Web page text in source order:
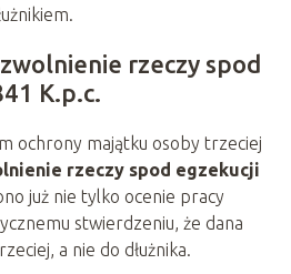
rzeczy spod
K.p.c.
ochrony majątku osoby trzeciej
rzeczy spod egzekucji
już nie tylko ocenie pracy
stwierdzeniu, że dana
a nie do dłużnika.